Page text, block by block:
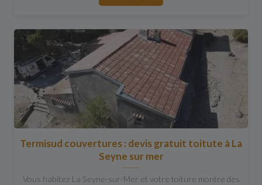
Termisud couvertures : devis gratuit toitute à La
Seyne sur mer
Vous habitez La Seyne-sur-Mer et votre toiture montre des